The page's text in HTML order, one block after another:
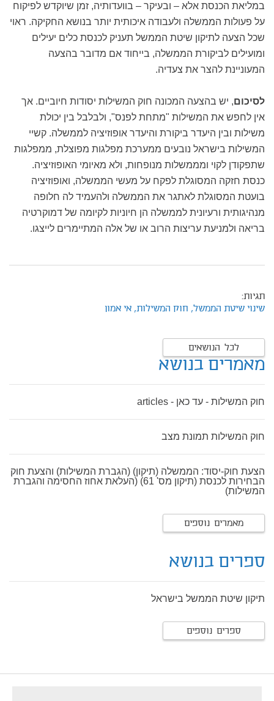
במליאת הכנסת אלא – ובעיקר – בוועדותיה, זמן שיוקדש לפיקוח
על פעולות הממשלה ולעבודה איכותית יותר בנושא החקיקה. ראוי
שכל הצעה לתיקון שיטת הממשל תעניק לכנסת כלים יעילים
ומועילים לביקורת הממשלה, בייחוד אם מדובר בהצעה
המעוניינת להצר את צעדיה.
לסיכום, יש בהצעה המכונה חוק המשילות יסודות חיוביים. אך
אין לחפש את המשילות "מתחת לפנס", ולבלבל בין יכולת
משילות ובין היעדר ביקורת והיעדר אופוזיציה לממשלה. קשיי
המשילות בישראל נובעים ממערכת מפלגות מפוצלת, ממפלגות
שתפקודן לקוי ומממשלות מנופחות, ולא מאיומי האופוזיציה.
כנסת חזקה המסוגלת לפקח על מעשי הממשלה, ואופוזיציה
בועטת המסוגלת לאתגר את הממשלה ולהעמיד לה חלופה
מנהיגותית ורעיונית לממשלה הן חיוניות לקיומה של דמוקרטיה
בריאה ולמניעת עריצות הרוב או של אלה המתיימרים לייצגו.
תגיות:
שינוי שיטת הממשל, חוק המשילות, אי אמון
לכל הנושאים
מאמרים בנושא
חוק המשילות - עד כאן - articles
חוק המשילות תמונת מצב
הצעת חוק-יסוד: הממשלה (תיקון) (הגברת המשילות) והצעת חוק
הבחירות לכנסת (תיקון מס' 61) (העלאת אחוז החסימה והגברת
המשילות)
מאמרים נוספים
ספרים בנושא
תיקון שיטת הממשל בישראל
ספרים נוספים